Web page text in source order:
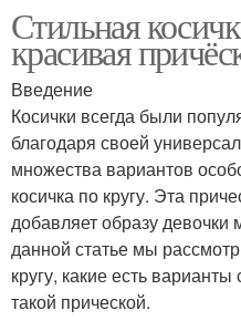
Стильная
красивая
Введение
Косички всегда были
благодаря своей
множества вариантов
косичка по кругу. Эта
добавляет образу девочки
данной статье мы
кругу, какие есть
такой прической.